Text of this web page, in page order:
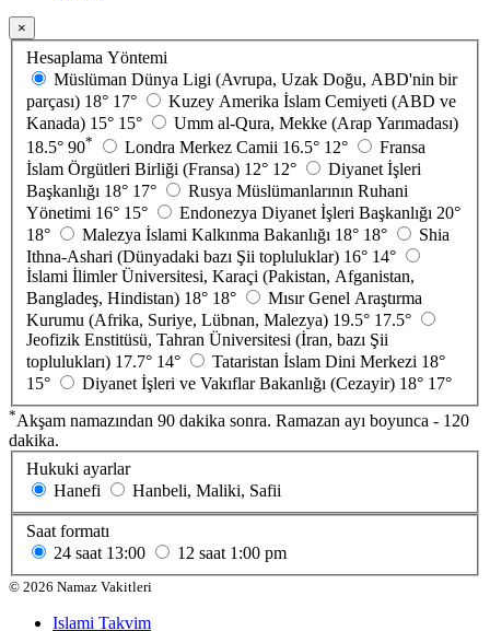
×
Hesaplama Yöntemi
Müslüman Dünya Ligi (Avrupa, Uzak Doğu, ABD'nin bir
parçası) 18° 17°
Kuzey Amerika İslam Cemiyeti (ABD ve
Kanada) 15° 15°
Umm al-Qura, Mekke (Arap Yarımadası)
18.5° 90* Londra Merkez Camii 16.5° 12°
Fransa
İslam Örgütleri Birliği (Fransa) 12° 12°
Diyanet İşleri
Başkanlığı 18° 17°
Rusya Müslümanlarının Ruhani
Yönetimi 16° 15° Endonezya Diyanet İşleri Başkanlığı 20°
18°
Malezya İslami Kalkınma Bakanlığı 18° 18°
Shia
Ithna-Ashari (Dünyadaki bazı Şii topluluklar) 16° 14°
İslami İlimler Üniversitesi, Karaçi (Pakistan, Afganistan,
Bangladeş, Hindistan) 18° 18°
Mısır Genel Araştırma
Kurumu (Afrika, Suriye, Lübnan, Malezya) 19.5° 17.5°
Jeofizik Enstitüsü, Tahran Üniversitesi (İran, bazı Şii
toplulukları) 17.7° 14° Tataristan İslam Dini Merkezi 18°
15°
Diyanet İşleri ve Vakıflar Bakanlığı (Cezayir) 18° 17°
*Akşam namazından 90 dakika sonra. Ramazan ayı boyunca - 120
dakika.
Hukuki ayarlar
Hanefi
Hanbeli, Maliki, Safii
Saat formatı
24 saat 13:00 12 saat 1:00 pm
© 2026 Namaz Vakitleri
Islami Takvim